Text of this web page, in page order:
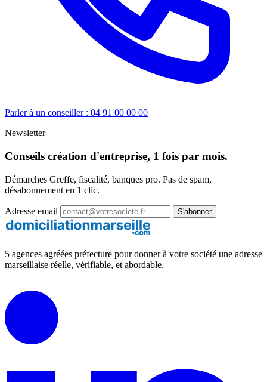
Parler à un conseiller : 04 91 00 00 00
Newsletter
Conseils création d'entreprise, 1 fois par mois.
Démarches Greffe, fiscalité, banques pro. Pas de spam,
désabonnement en 1 clic.
Adresse email S'abonner
5 agences agréées préfecture pour donner à votre société une adresse
marseillaise réelle, vérifiable, et abordable.